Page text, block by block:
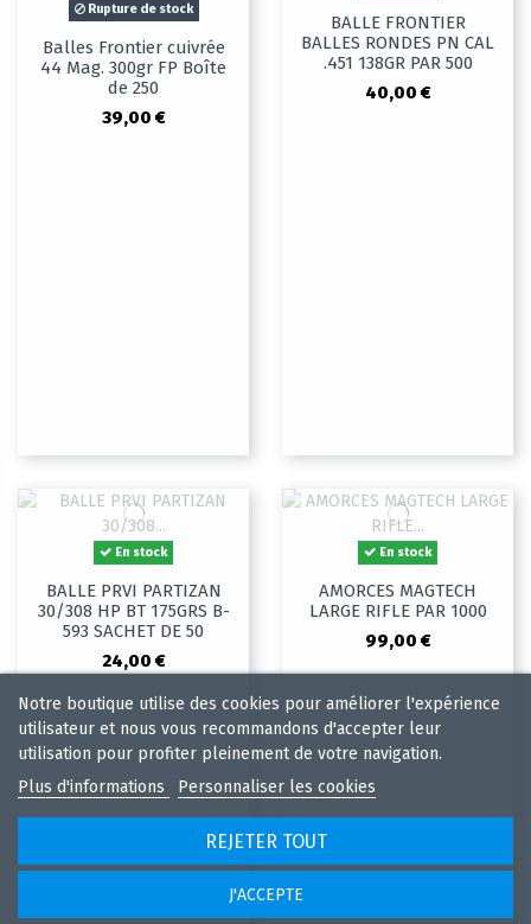
Rupture de stock
Balles Frontier cuivrée
44 Mag. 300gr FP Boîte
de 250
39,00 €
BALLE FRONTIER
BALLES RONDES PN CAL
.451 138GR PAR 500
40,00 €
En stock
BALLE PRVI PARTIZAN
30/308 HP BT 175GRS B-
593 SACHET DE 50
24,00 €
En stock
AMORCES MAGTECH
LARGE RIFLE PAR 1000
99,00 €
Notre boutique utilise des cookies pour améliorer l'expérience
utilisateur et nous vous recommandons d'accepter leur
utilisation pour profiter pleinement de votre navigation.
Plus d'informations
Personnaliser les cookies
REJETER TOUT
J'ACCEPTE